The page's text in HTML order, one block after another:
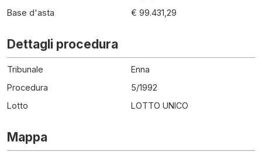
Base d'asta
€ 99.431,29
Dettagli procedura
Tribunale
Enna
Procedura
5/1992
Lotto
LOTTO UNICO
Mappa